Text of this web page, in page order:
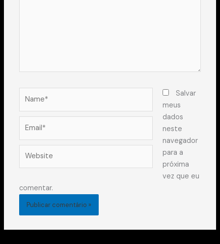
Salvar
meus
dados
neste
navegador
para a
próxima
vez que eu
comentar.